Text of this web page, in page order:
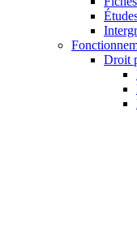
Droit